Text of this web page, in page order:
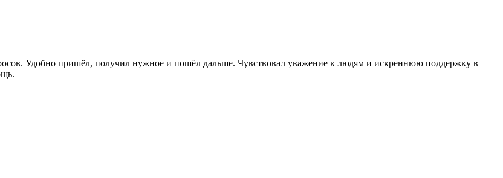
Удобно пришёл, получил нужное и пошёл дальше. Чувствовал уважение к людям и искреннюю поддержку в